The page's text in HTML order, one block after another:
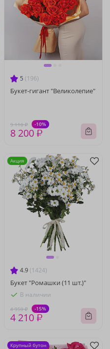
5 (196)
Букет-гигант "Великолепие"
9 110 ₽ -10%
8 200 ₽
4.9 (1424)
Букет "Ромашки (11 шт.)"
В наличии
4 950 ₽ -15%
4 210 ₽
Акция
Крупный бутон